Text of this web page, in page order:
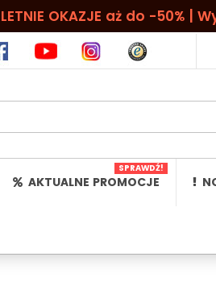
LETNIE OKAZJE aż do -50% |
AKTUALNE PROMOCJE
SPRAWDŹ!